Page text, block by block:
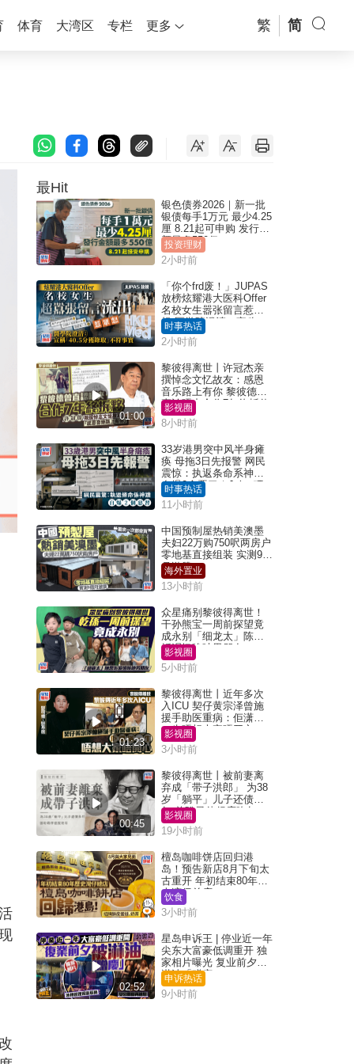
体育 大湾区 专栏 更多 繁 简
最Hit
银色债券2026｜新一批
银债每手1万元 最少4.25
厘 8.21起可申购 发行金
额最多550亿
投资理财
2小时前
「你个frd废！」JUPAS
放榜炫耀港大医科Offer
名校女生嚣张留言惹众
怒 医学院澄清：宣称
「40.5分获录取」不符事
实｜Juicy叮
时事热话
2小时前
01:00
黎彼得离世丨许冠杰亲
撰悼念文忆故友：感恩
音乐路上有你 黎彼德曾
直认唔夹合作7年终拆伙
影视圈
8小时前
33岁港男突中风半身瘫
痪 母拖3日先报警 网民
震惊：执返条命系神迹
自爆2个恶习｜Juicy叮
时事热话
11小时前
中国预制屋热销美澳墨
夫妇22万购750呎两房户
零地基直接组装 实测9个
月激赞
海外置业
13小时前
众星痛别黎彼得离世！
干孙熊宝一周前探望竟
成永别「细龙太」陈思
圻泪忆唉吔男朋友
影视圈
5小时前
01:23
黎彼得离世丨近年多次
入ICU 契仔黄宗泽曾施
援手助医重病：佢潇洒
一生唔想大家唔开心
影视圈
3小时前
00:45
黎彼得离世丨被前妻离
弃成「带子洪郎」 为38
岁「躺平」儿子还债多
年 曾盼寻伴侣度晚年
影视圈
19小时前
檀岛咖啡饼店回归港
岛！预告新店8月下旬太
古重开 年初结束80年历
史湾仔总店
饮食
3小时前
02:52
星岛申诉王 | 停业近一年
尖东大富豪低调重开 独
家相片曝光 复业前夕被
淋油「赠庆」
申诉热话
9小时前